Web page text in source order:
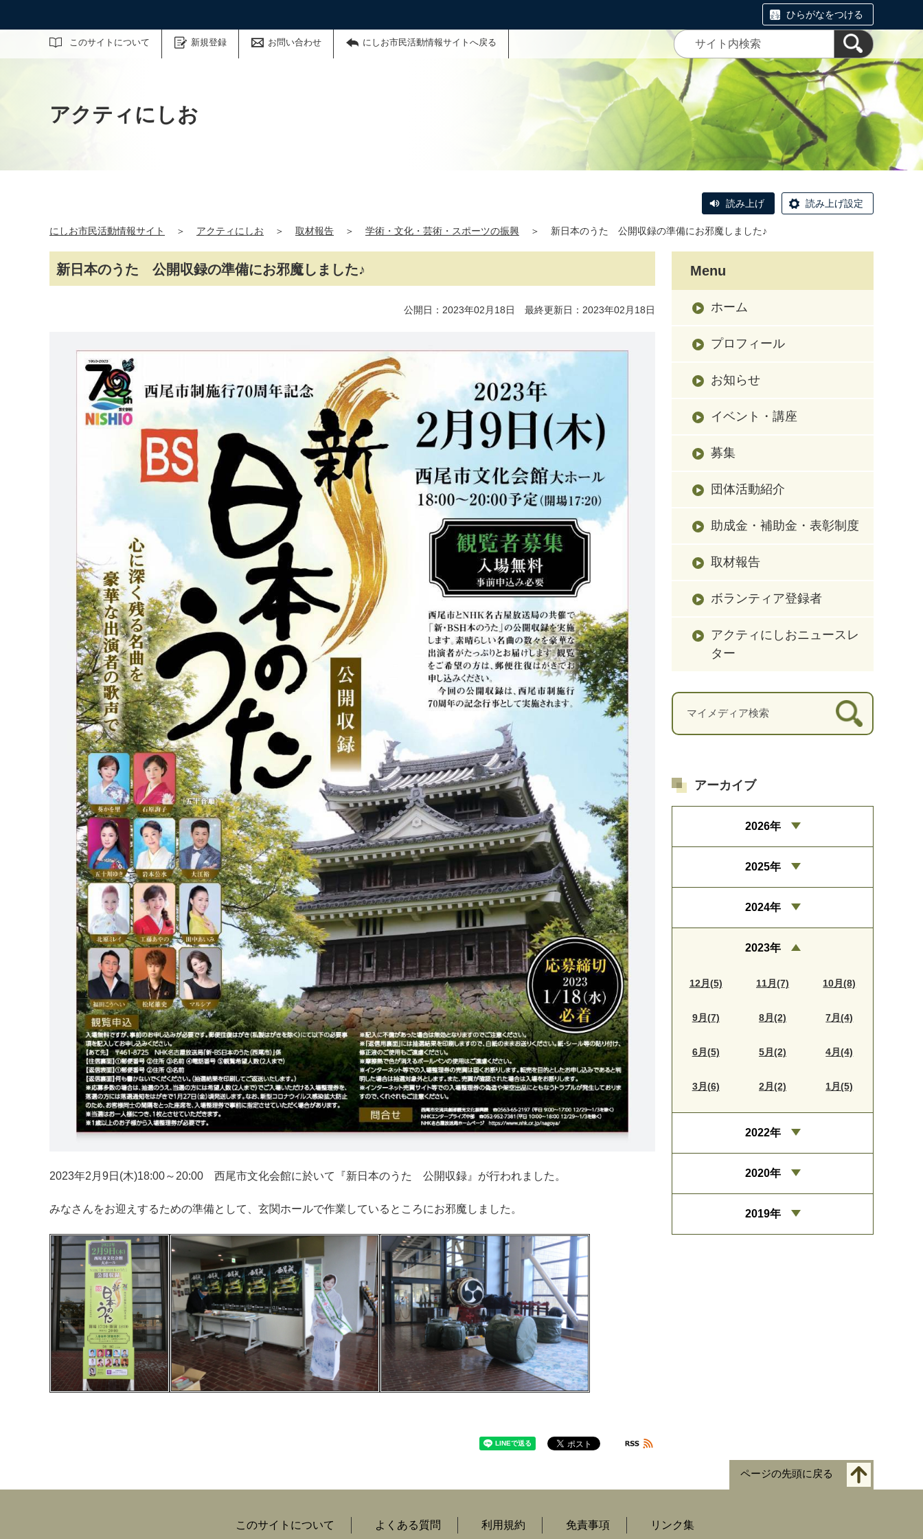
ひらがなをつける
このサイトについて 新規登録 お問い合わせ にしお市民活動情報サイトへ戻る
サイト内検索
アクティにしお
読み上げ 読み上げ設定
にしお市民活動情報サイト ＞ アクティにしお ＞ 取材報告 ＞ 学術・文化・芸術・スポーツの振興 ＞ 新日本のうた 公開収録の準備にお邪魔しました♪
新日本のうた 公開収録の準備にお邪魔しました♪
公開日：2023年02月18日 最終更新日：2023年02月18日
2023年2月9日(木)18:00～20:00 西尾市文化会館に於いて『新日本のうた 公開収録』が行われました。
みなさんをお迎えするための準備として、玄関ホールで作業しているところにお邪魔しました。
Menu
ホーム
プロフィール
お知らせ
イベント・講座
募集
団体活動紹介
助成金・補助金・表彰制度
取材報告
ボランティア登録者
アクティにしおニュースレ
ター
マイメディア検索
アーカイブ
2026年
2025年
2024年
2023年
12月(5) 11月(7) 10月(8)
9月(7) 8月(2) 7月(4)
6月(5) 5月(2) 4月(4)
3月(6) 2月(2) 1月(5)
2022年
2020年
2019年
ページの先頭に戻る
このサイトについて よくある質問 利用規約 免責事項 リンク集